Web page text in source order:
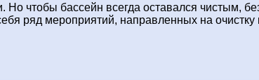
чтобы бассейн всегда оставался чистым,
ряд мероприятий, направленных на